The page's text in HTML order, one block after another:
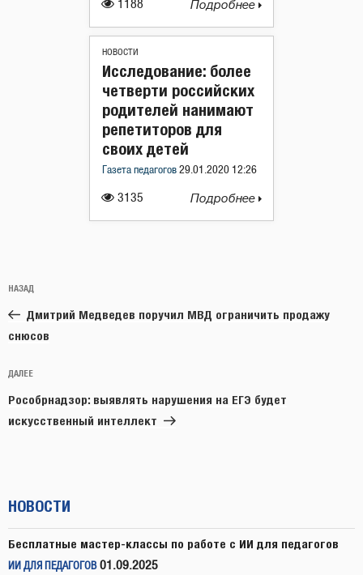
1188 Подробнее
НОВОСТИ
3135
Исследование: более
четверти российских
родителей нанимают
репетиторов для
своих детей
Газета педагогов 29.01.2020 12:26
Подробнее
по
записям
Предыдущая
запись:
НАЗАД
Дмитрий Медведев поручил МВД ограничить продажу
снюсов
Следующая
запись
ДАЛЕЕ
Рособрнадзор: выявлять нарушения на ЕГЭ будет
искусственный интеллект
НОВОСТИ
Бесплатные мастер-классы по работе с ИИ для педагогов
ИИ ДЛЯ ПЕДАГОГОВ 01.09.2025